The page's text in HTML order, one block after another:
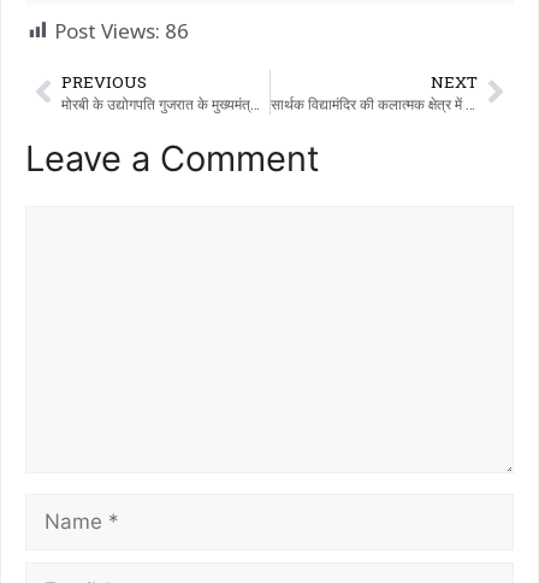
Post Views: 86
PREVIOUS NEXT
Leave a Comment